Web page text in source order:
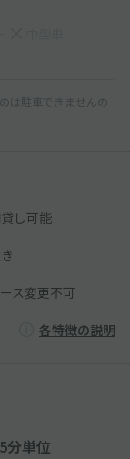
は駐車できませんの
し可能
ス変更不可
各特徴の説明
分単位